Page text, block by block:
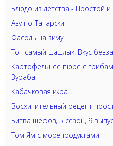
Блюдо из детства - Простой
Азу по-Татарски
Фасоль на зиму
Тот самый шашлык: Вкус
Картофельное пюре с
Зураба
Кабачковая икра
Восхитительный рецепт
Битва шефов, 5 сезон, 9
Том Ям с морепродуктами